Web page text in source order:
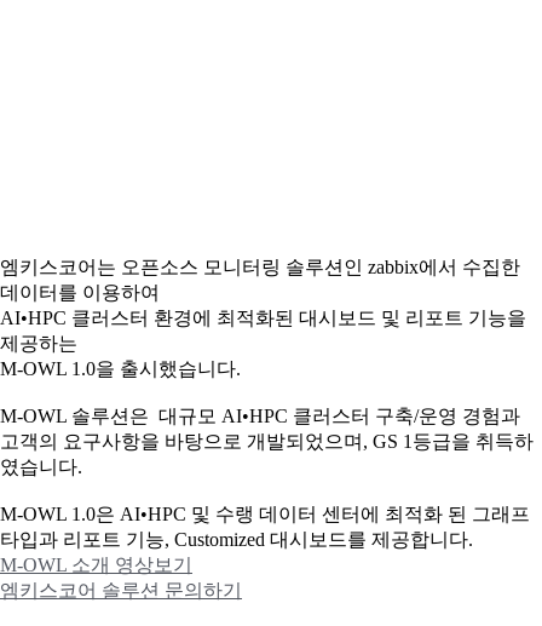
엠키스코어는 오픈소스 모니터링 솔루션인 zabbix에서 수집한
데이터를 이용하여
AI•HPC 클러스터 환경에 최적화된 대시보드 및 리포트 기능을
제공하는
M-OWL 1.0을 출시했습니다.
M-OWL 솔루션은 대규모 AI•HPC 클러스터 구축/운영 경험과
고객의 요구사항을 바탕으로 개발되었으며, GS 1등급을 취득하
였습니다.
M-OWL 1.0은 AI•HPC 및 수랭 데이터 센터에 최적화 된 그래프
타입과 리포트 기능, Customized 대시보드를 제공합니다.
M-OWL 소개 영상보기
엠키스코어 솔루션 문의하기